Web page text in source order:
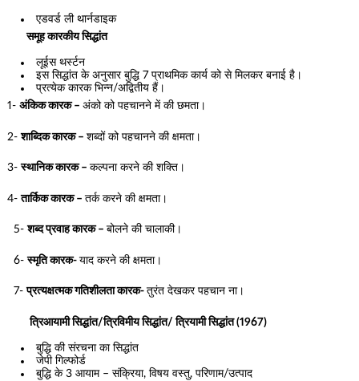
एडवर्ड ली थार्नडाइक
समूह कारकीय सिद्धांत
लूईस थर्स्टन
इस सिद्धांत के अनुसार बुद्धि 7 प्राथमिक कार्य को से मिलकर बनाई है।
प्रत्येक कारक भिन्न/अद्वितीय हैं।
1- अंकिक कारक – अंको को पहचानने में की छमता।
2-शाब्दिक कारक – शब्दों को पहचानने की क्षमता।
3-स्थानिक कारक – कल्पना करने की शक्ति।
4-तार्किक कारक – तर्क करने की क्षमता।
5-शब्द प्रवाह कारक – बोलने की चालाकी।
6-स्मृति कारक- याद करने की क्षमता।
7-प्रत्यक्षत्मक गतिशीलता कारक- तुरंत देखकर पहचान ना।
त्रिआयामी सिद्धांत/त्रिविमीय सिद्धांत/ त्रियामी सिद्धांत (1967)
बुद्धि की संरचना का सिद्धांत
जेपी गिल्फोर्ड
बुद्धि के 3 आयाम – संक्रिया, विषय वस्तु, परिणाम/उत्पाद